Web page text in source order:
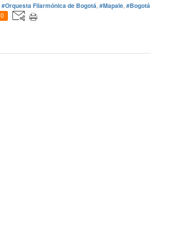
#Orquesta Filarmónica de Bogotá, #Mapale, #Bogotá
0